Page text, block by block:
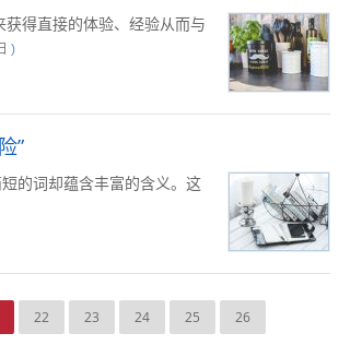
得直接的体验、经验从而与
)
”
的词却蕴含丰富的含义。这
22 23 24 25 26